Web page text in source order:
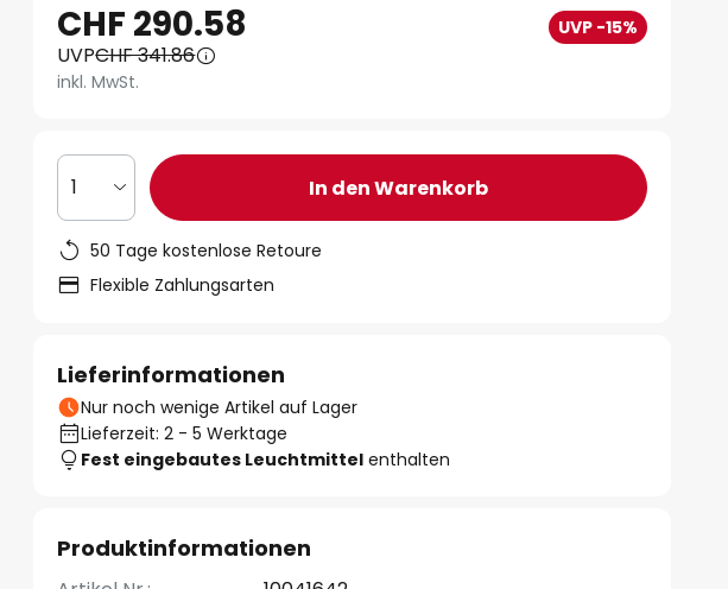
CHF 290.58 UVP -15%
UVPCHF 341.86
inkl. MwSt.
1 In den Warenkorb
50 Tage kostenlose Retoure
Flexible Zahlungsarten
Lieferinformationen
Nur noch wenige Artikel auf Lager
Lieferzeit: 2 - 5 Werktage
Fest eingebautes Leuchtmittel enthalten
Produktinformationen